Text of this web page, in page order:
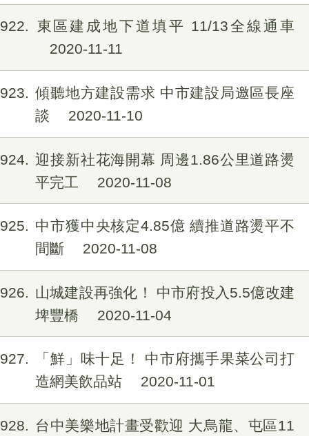
東區建成地下道填平 11/13全線通車
2020-11-11
傾聽地方建設需求 中市建設局邀區長座
談
2020-11-10
迎接新社花海開幕 周邊1.86公里道路燙
平完工
2020-11-08
中市獲中央核定4.85億 續推道路燙平不
間斷
2020-11-08
山城建設再強化！ 中市府投入5.5億改建
埤豐橋
2020-11-04
「鮮」味十足！ 中市府攜手果菜公司打
造網美飲品站
2020-11-01
台中美樂地計畫受歡迎 大烏龍、屯區11